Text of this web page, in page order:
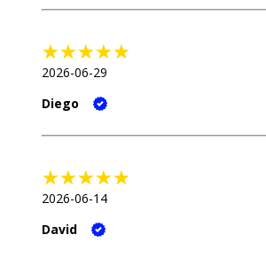
2026-06-29
Diego
2026-06-14
David